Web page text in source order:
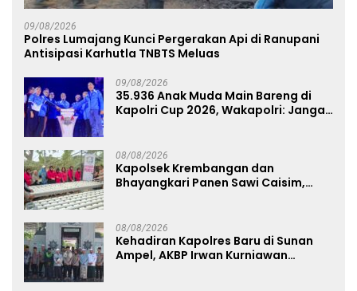
09/08/2026
Polres Lumajang Kunci Pergerakan Api di Ranupani
Antisipasi Karhutla TNBTS Meluas
09/08/2026
35.936 Anak Muda Main Bareng di
Kapolri Cup 2026, Wakapolri: Jangan
08/08/2026
Kapolsek Krembangan dan
Bhayangkari Panen Sawi Caisim,
08/08/2026
Kehadiran Kapolres Baru di Sunan
Ampel, AKBP Irwan Kurniawan